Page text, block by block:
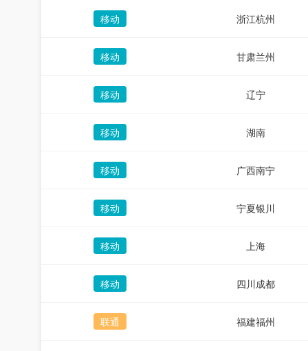
移动 浙江杭州
移动 甘肃兰州
移动 辽宁
移动 湖南
移动 广西南宁
移动 宁夏银川
移动 上海
移动 四川成都
联通 福建福州